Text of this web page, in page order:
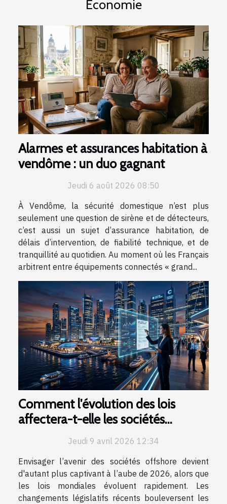
Economie
Alarmes et assurances habitation à
vendôme : un duo gagnant
Jeudi 6 août 2026 08:50
À Vendôme, la sécurité domestique n’est plus
seulement une question de sirène et de détecteurs,
c’est aussi un sujet d’assurance habitation, de
délais d’intervention, de fiabilité technique, et de
tranquillité au quotidien. Au moment où les Français
arbitrent entre équipements connectés « grand...
Comment l'évolution des lois
affectera-t-elle les sociétés
offshore en 2026 ?
Jeudi 9 avril 2026 12:34
Envisager l’avenir des sociétés offshore devient
d'autant plus captivant à l’aube de 2026, alors que
les lois mondiales évoluent rapidement. Les
changements législatifs récents bouleversent les